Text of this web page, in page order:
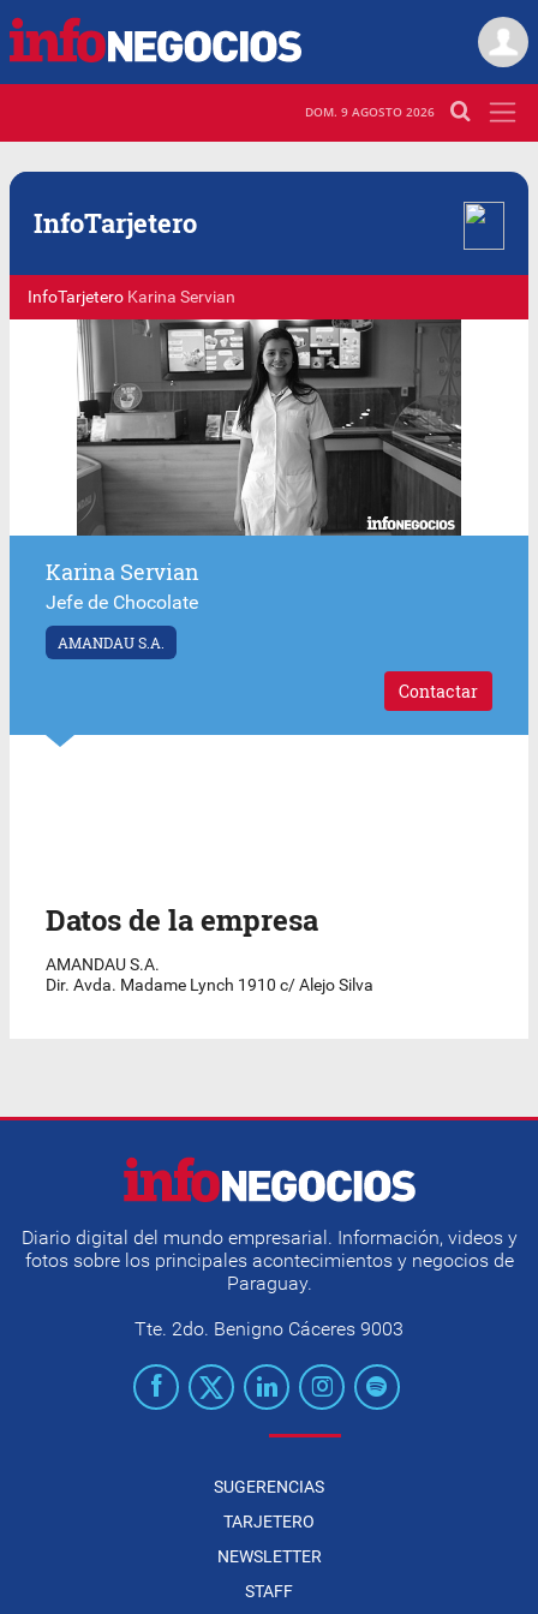
DOM. 9 AGOSTO 2026
InfoTarjetero
InfoTarjetero Karina Servian
Karina Servian
Jefe de Chocolate
AMANDAU S.A.
Contactar
Datos de la empresa
AMANDAU S.A.
Dir. Avda. Madame Lynch 1910 c/ Alejo Silva
Diario digital del mundo empresarial. Información, videos y
fotos sobre los principales acontecimientos y negocios de
Paraguay.
Tte. 2do. Benigno Cáceres 9003
SUGERENCIAS
TARJETERO
NEWSLETTER
STAFF